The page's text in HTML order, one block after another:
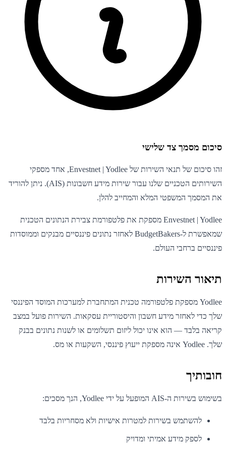
סיכום מסמך צד שלישי
זהו סיכום של תנאי השירות של Envestnet | Yodlee, אחד מספקי
השירותים הטכניים שלנו עבור שירות מידע חשבונות (AIS). ניתן להוריד
את המסמך המשפטי המלא והמחייב להלן.
Envestnet | Yodlee מספקת את פלטפורמת צבירת הנתונים הטכנית
שמאפשרת ל-BudgetBakers לאחזר נתונים פיננסיים מבנקים וממוסדות
פיננסיים ברחבי העולם.
תיאור השירות
Yodlee מספקת פלטפורמה טכנית המתחברת למערכות המוסד הפיננסי
שלך כדי לאחזר מידע חשבון והיסטוריית עסקאות. השירות פועל במצב
קריאה בלבד — הוא אינו יכול ליזום תשלומים או לשנות נתונים בבנק
שלך. Yodlee אינה מספקת ייעוץ פיננסי, השקעות או מס.
חובותיך
בשימוש בשירות ה-AIS המופעל על ידי Yodlee, הנך מסכים:
להשתמש בשירות למטרות אישיות ולא מסחריות בלבד
לספק מידע אמיתי ומדויק